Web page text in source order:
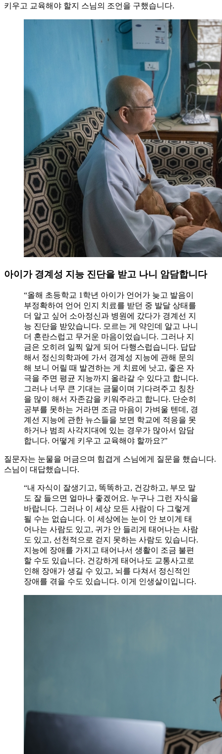
키우고 교육해야 할지 스님의 조언을 구했습니다.
아이가 경계성 지능 진단을 받고 나니 암담합니다
“올해 초등학교 1학년 아이가 언어가 늦고 발음이
부정확하여 언어 인지 치료를 받던 중 발달 상태를
더 알고 싶어 소아정신과 병원에 갔다가 경계선 지
능 진단을 받았습니다. 모르는 게 약인데 알고 나니
더 혼란스럽고 무거운 마음이었습니다. 그러나 지
금은 오히려 일찍 알게 되어 다행스럽습니다. 답답
해서 정신의학과에 가서 경계성 지능에 관해 문의
해 보니 어릴 때 발견하는 게 치료에 낫고, 좋은 자
극을 주면 평균 지능까지 올라갈 수 있다고 합니다.
그러나 너무 큰 기대는 금물이며 기다려주고 칭찬
을 많이 해서 자존감을 키워주라고 합니다. 단순히
공부를 못하는 거라면 조금 마음이 가벼울 텐데, 경
계선 지능에 관한 뉴스들을 보면 학교에 적응을 못
하거나 범죄 사각지대에 있는 경우가 많아서 암담
합니다. 어떻게 키우고 교육해야 할까요?”
질문자는 눈물을 머금으며 힘겹게 스님에게 질문을 했습니다.
스님이 대답했습니다.
“내 자식이 잘생기고, 똑똑하고, 건강하고, 부모 말
도 잘 들으면 얼마나 좋겠어요. 누구나 그런 자식을
바랍니다. 그러나 이 세상 모든 사람이 다 그렇게
될 수는 없습니다. 이 세상에는 눈이 안 보이게 태
어나는 사람도 있고, 귀가 안 들리게 태어나는 사람
도 있고, 선천적으로 걷지 못하는 사람도 있습니다.
지능에 장애를 가지고 태어나서 생활이 조금 불편
할 수도 있습니다. 건강하게 태어나도 교통사고로
인해 장애가 생길 수 있고, 뇌를 다쳐서 정신적인
장애를 겪을 수도 있습니다. 이게 인생살이입니다.